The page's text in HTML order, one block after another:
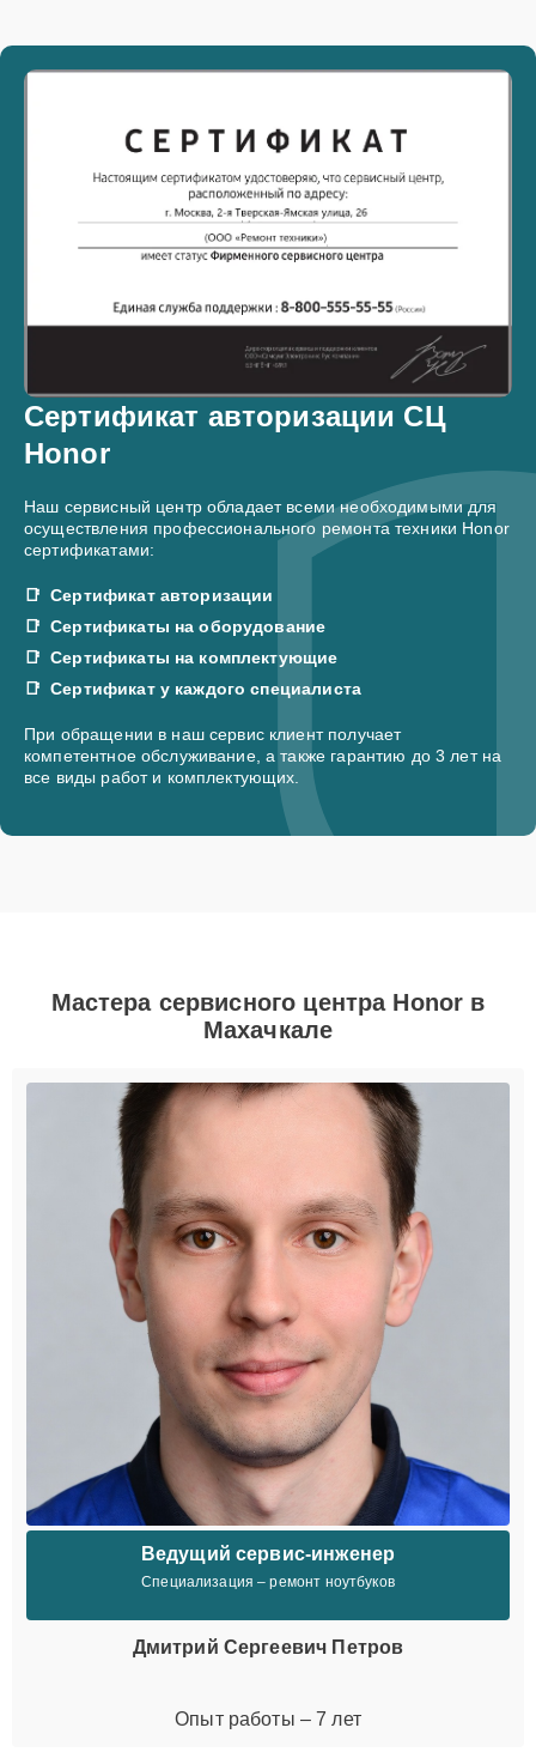
Сертификат авторизации СЦ
Honor
Наш сервисный центр обладает всеми необходимыми для
осуществления профессионального ремонта техники Honor
сертификатами:
Сертификат авторизации
Сертификаты на оборудование
Сертификаты на комплектующие
Сертификат у каждого специалиста
При обращении в наш сервис клиент получает
компетентное обслуживание, а также гарантию до 3 лет на
все виды работ и комплектующих.
Мастера сервисного центра Honor в
Махачкале
Ведущий сервис-инженер
Специализация – ремонт ноутбуков
Дмитрий Сергеевич Петров
Опыт работы – 7 лет